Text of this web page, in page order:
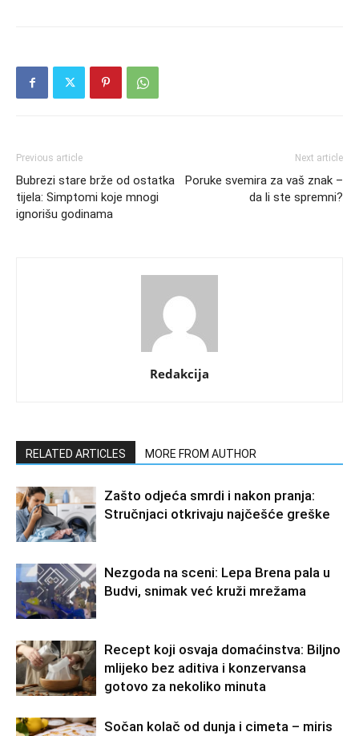
Previous article
Bubrezi stare brže od ostatka
tijela: Simptomi koje mnogi
ignorišu godinama
Next article
Poruke svemira za vaš znak –
da li ste spremni?
Redakcija
RELATED ARTICLES MORE FROM AUTHOR
Zašto odjeća smrdi i nakon pranja:
Stručnjaci otkrivaju najčešće greške
Nezgoda na sceni: Lepa Brena pala u
Budvi, snimak već kruži mrežama
Recept koji osvaja domaćinstva: Biljno
mlijeko bez aditiva i konzervansa
gotovo za nekoliko minuta
Sočan kolač od dunja i cimeta – miris